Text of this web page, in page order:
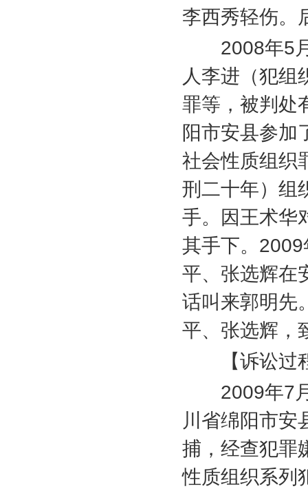
李西秀轻伤。
2008年5
人李进（犯组
罪等，被判处
阳市安县参加
社会性质组织
刑二十年）组
手。因王术华
其手下。 2009
平、张选辉在
话叫来郭明先
平、张选辉，
【诉讼过
2009年7
川省绵阳市安
捕，经查犯罪
性质组织系列